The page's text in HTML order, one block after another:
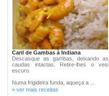
Caril de Gambas à Indiana
Descasque as gambas, deixando as
caudas intactas. Retire-lhes o veio
escuro.
Numa frigideira funda, aqueça a ...
» ver mais receitas